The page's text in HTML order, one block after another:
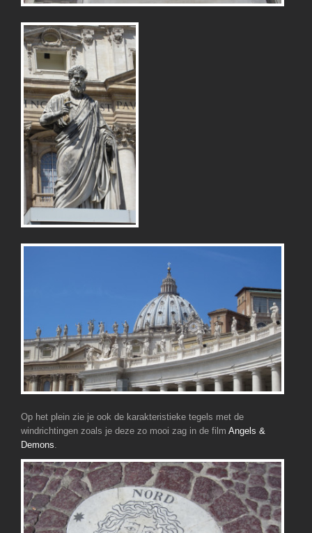
Op het plein zie je ook de karakteristieke tegels met de
windrichtingen zoals je deze zo mooi zag in de film Angels &
Demons.